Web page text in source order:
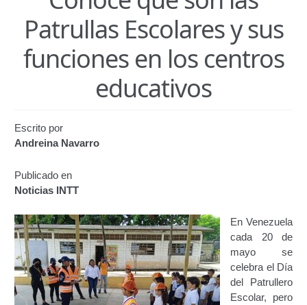
Certificación de Datos para Efectos Consulares con
Apostilla Electrónica
Emisión de Nuevo Certificado de Registro de
Automatizado)
Vehículo – Servicio Frecuente
Búsqueda Predictiva Woocommerce
Certificación de Datos para Efectos Consulares con
Apostilla Electrónica – Servicio Frecuente
Patrullas Escolares y sus
funciones en los centros
educativos
Escrito por
Andreina Navarro
Publicado en
Noticias INTT
En Venezuela
cada 20 de
mayo se
celebra el Día
del Patrullero
Escolar, pero